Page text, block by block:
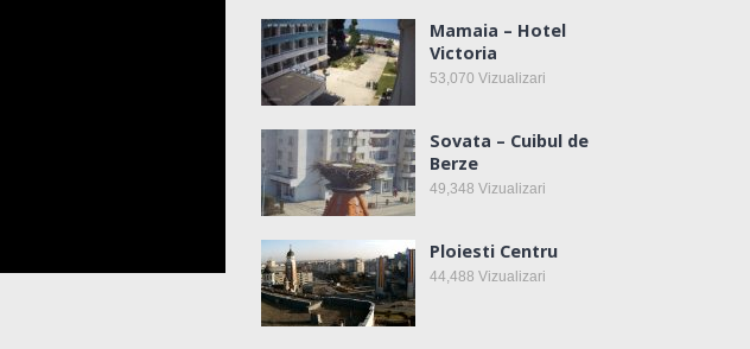
Mamaia – Hotel
Victoria
53,070 Vizualizari
Sovata – Cuibul de
Berze
49,348 Vizualizari
Ploiesti Centru
44,488 Vizualizari